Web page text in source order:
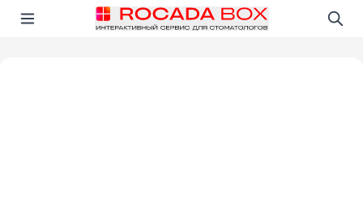
Открыть в приложении!